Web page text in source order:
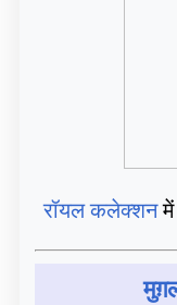
रॉयल कलेक्शनमें